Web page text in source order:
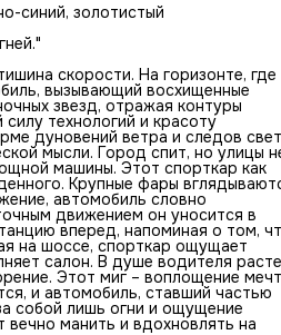
растет желание скорости,
и невероятное ускорение.
мечты и реальности, встречи с
Ночь продолжается, и
городского пейзажа,
Он оставляет за собой лишь
стремления вперед. Как
будет вечно манить и
новых открытий.
синий, золотистый
скорости. На горизонте, где
вызывающий восхищенные
звезд, отражая контуры
технологий и красоту
дуновений ветра и следов
мысли. Город спит, но улицы
машины. Этот спорткар как
Крупные фары
автомобиль словно
движением он уносится в
вперед, напоминая о том,
на шоссе, спорткар ощущает
салон. В душе водителя
Этот миг – воплощение
и автомобиль, ставший частью
собой лишь огни и ощущение
вечно манить и вдохновлять на